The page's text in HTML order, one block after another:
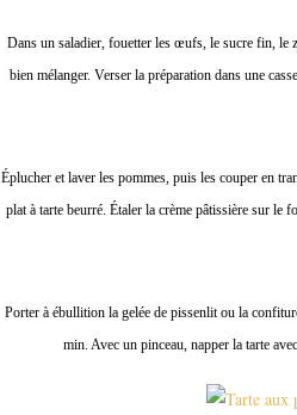
Dans un saladier, fouetter les œufs, le sucre fin, le
bien mélanger. Verser la préparation dans une
Éplucher et laver les pommes, puis les couper en
plat à tarte beurré. Étaler la crème pâtissière sur le
Porter à ébullition la gelée de pissenlit ou la
min. Avec un pinceau, napper la tarte